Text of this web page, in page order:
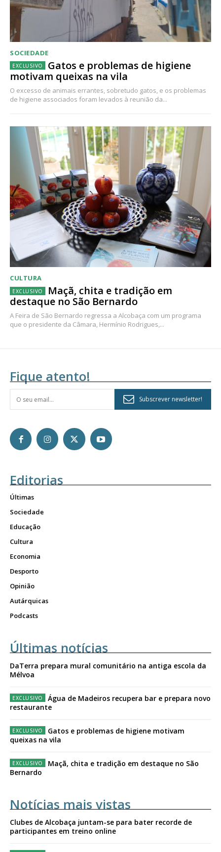
SOCIEDADE
Gatos e problemas de higiene
motivam queixas na vila
O excesso de animais errantes, sobretudo gatos, e os problemas
de higiene associados foram levados à reunião da...
CULTURA
Maçã, chita e tradição em
destaque no São Bernardo
A Feira de São Bernardo regressa a Alcobaça com um programa
que o presidente da Câmara, Hermínio Rodrigues,...
Fique atento!
Subscrever newsletter!
Editorias
Últimas
Sociedade
Educação
Cultura
Economia
Desporto
Opinião
Autárquicas
Podcasts
Últimas notícias
DaTerra prepara mural comunitário na antiga escola da
Mélvoa
Água de Madeiros recupera bar e prepara novo
restaurante
Gatos e problemas de higiene motivam
queixas na vila
Maçã, chita e tradição em destaque no São
Bernardo
Notícias mais vistas
Clubes de Alcobaça juntam-se para bater recorde de
participantes em treino online